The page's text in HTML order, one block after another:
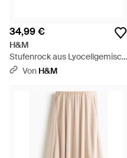
34,99 €
H&M
Stufenrock aus Lyocellgemisch
- Weiß
Von H&M